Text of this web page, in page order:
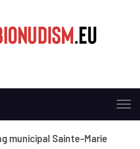
municipal Sainte-Marie